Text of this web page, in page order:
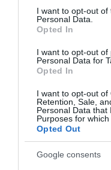
consent section.
I want to opt-out of
Personal Data.
Opted In
I want to opt-out of
Personal Data for
Opted In
I want to opt-out of
Retention, Sale,
Personal Data that
Purposes for which
Opted Out
Google consents
ΦΑΡΜΑΚΑ
Ανατροπή
mRNA: Οι
πλέον στις